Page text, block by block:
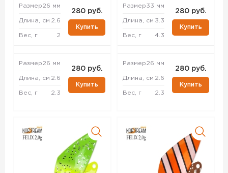
Размер26 мм
Длина, см 2.6
Вес, г 2
280 руб.
Купить
Размер26 мм
Длина, см 2.6
Вес, г 2.3
280 руб.
Купить
Размер33 мм
Длина, см 3.3
Вес, г 4.3
280 руб.
Купить
Размер26 мм
Длина, см 2.6
Вес, г 2.3
280 руб.
Купить